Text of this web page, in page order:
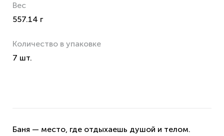
Вес
557.14 г
Количество в упаковке
7 шт.
Баня — место, где отдыхаешь душой и телом.